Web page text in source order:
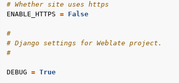
# Whether site uses https
ENABLE_HTTPS = False
#
# Django settings for Weblate project.
#
DEBUG = True